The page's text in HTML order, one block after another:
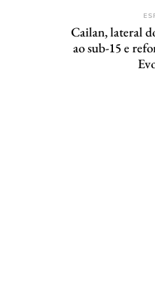
Cailan, lateral
ao sub-15 e